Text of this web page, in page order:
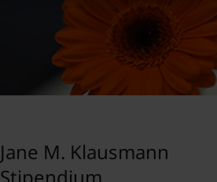
Jane M. Klausmann